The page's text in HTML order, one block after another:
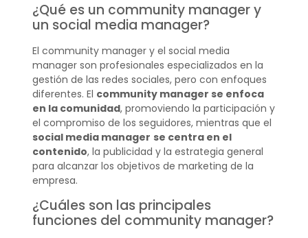
¿Qué es un community manager y
un social media manager?
El community manager y el social media
manager son profesionales especializados en la
gestión de las redes sociales, pero con enfoques
diferentes. El community manager se enfoca
en la comunidad, promoviendo la participación y
el compromiso de los seguidores, mientras que el
social media manager se centra en el
contenido, la publicidad y la estrategia general
para alcanzar los objetivos de marketing de la
empresa.
¿Cuáles son las principales
funciones del community manager?